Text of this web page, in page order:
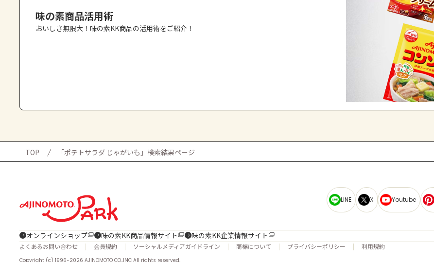
味の素商品活用術
おいしさ無限大！味の素KK商品の活用術をご紹介！
TOP 「ポテトサラダ じゃがいも」検索結果ページ
LINE X Youtube
オンラインショップ 味の素KK商品情報サイト 味の素KK企業情報サイト
よくあるお問い合わせ 会員規約 ソーシャルメディアガイドライン 商標について プライバシーポリシー 利用規約
Copyright (c) 1996-2026 AJINOMOTO CO.,INC All rights reserved.